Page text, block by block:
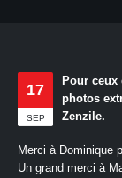
17
SEP
Pour ceux
photos
Zenzile.
Merci à Dominique
Un grand merci à